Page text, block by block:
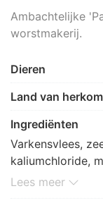
Ambachtelijke
worstmakerij.
Dieren
Land van
Ingrediënten
Varkensvlees,
kaliumchloride,
Lees meer